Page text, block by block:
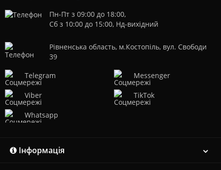
Пн-Пт з 09:00 до 18:00,
Сб з 10:00 до 15:00, Нд-вихідний
Рівненська область, м.Костопіль, вул. Свободи
39
Telegram
Viber
Whatsapp
Messenger
TikTok
Інформація